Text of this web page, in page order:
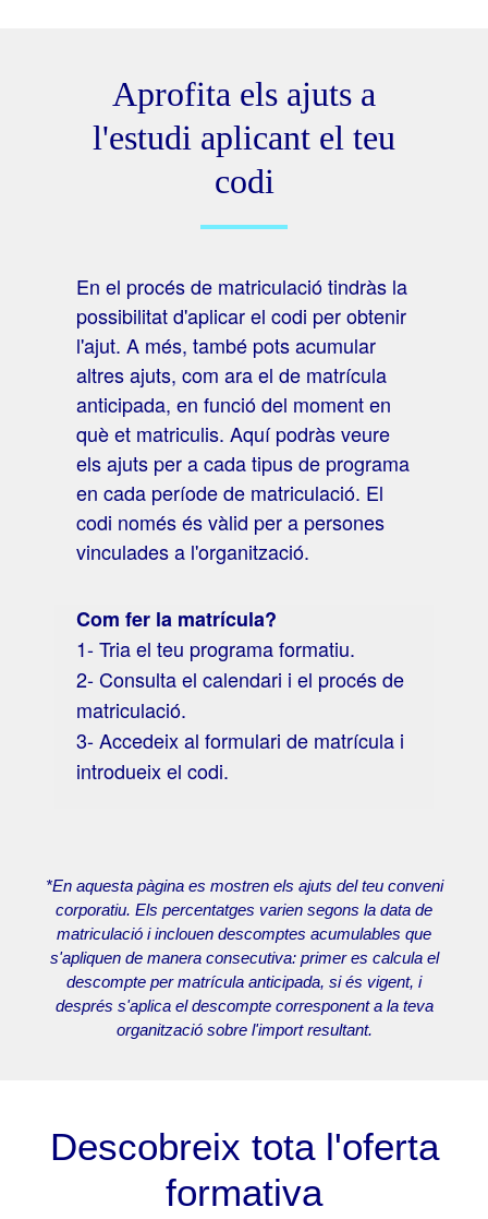
Aprofita els ajuts a
l'estudi aplicant el teu
codi
En el procés de matriculació tindràs la
possibilitat d'aplicar el codi per obtenir
l'ajut. A més, també pots acumular
altres ajuts, com ara el de matrícula
anticipada, en funció del moment en
què et matriculis. Aquí podràs veure
els ajuts per a cada tipus de programa
en cada període de matriculació. El
codi només és vàlid per a persones
vinculades a l'organització.
Com fer la matrícula?
1- Tria el teu programa formatiu.
2- Consulta el calendari i el procés de
matriculació.
3- Accedeix al formulari de matrícula i
introdueix el codi.
*En aquesta pàgina es mostren els ajuts del teu conveni
corporatiu. Els percentatges varien segons la data de
matriculació i inclouen descomptes acumulables que
s'apliquen de manera consecutiva: primer es calcula el
descompte per matrícula anticipada, si és vigent, i
després s'aplica el descompte corresponent a la teva
organització sobre l'import resultant.
Descobreix tota l'oferta
formativa